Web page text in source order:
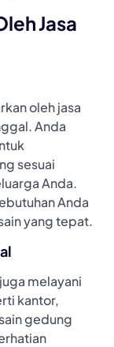
Jasa
oleh jasa
Anda
sesuai
Anda.
Anda
yang tepat.
melayani
kantor,
gedung